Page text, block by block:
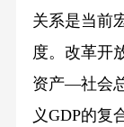
关系是当前
度。改革开
资产—社会
义GDP的复